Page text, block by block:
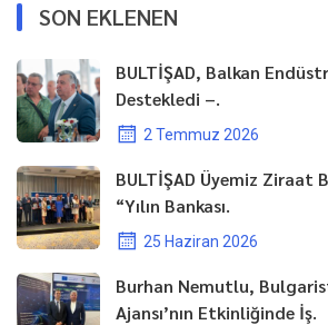
SON EKLENEN
BULTİŞAD, Balkan Endüstri
Destekledi –.
2 Temmuz 2026
BULTİŞAD Üyemiz Ziraat
“Yılın Bankası.
25 Haziran 2026
Burhan Nemutlu,
Ajansı’nın Etkinliğinde İş.